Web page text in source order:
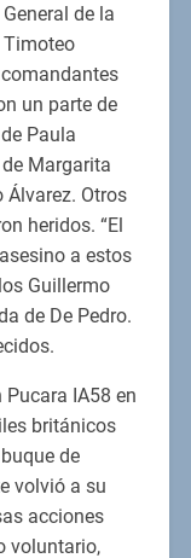
de la
Timoteo
un parte de
Paula
Margarita
Álvarez. Otros
heridos. “El
a estos
Guillermo
de De Pedro.
IA58 en
británicos
de
volvió a su
acciones
voluntario,